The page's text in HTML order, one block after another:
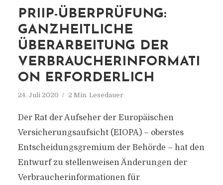
PRIIP-ÜBERPRÜFUNG:
GANZHEITLICHE
ÜBERARBEITUNG DER
VERBRAUCHERINFORMATI
ON ERFORDERLICH
24. Juli 2020 2 Min. Lesedauer
Der Rat der Aufseher der Europäischen
Versicherungsaufsicht (EIOPA) – oberstes
Entscheidungsgremium der Behörde – hat den
Entwurf zu stellenweisen Änderungen der
Verbraucherinformationen für